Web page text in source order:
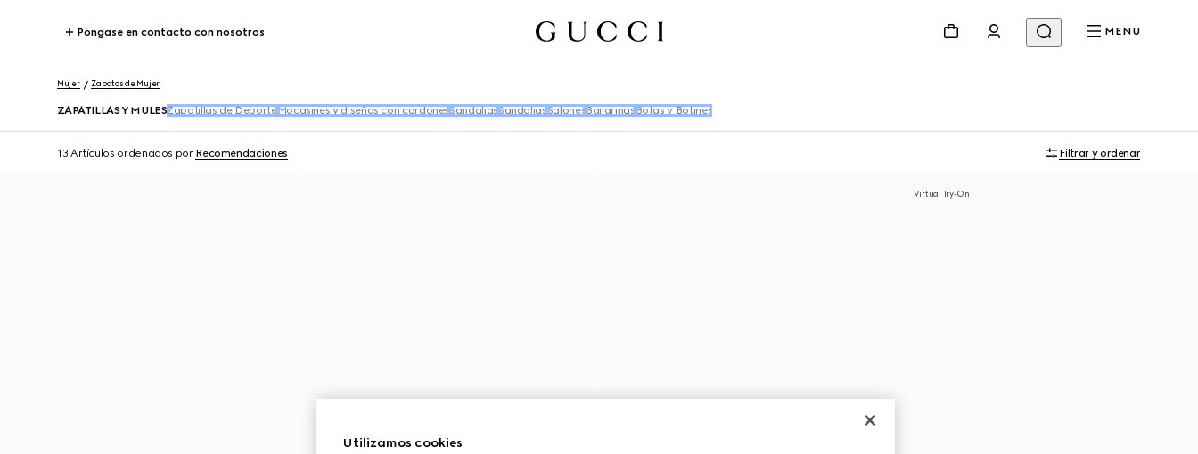
Póngase en contacto con nosotros MENU
Mujer Zapatos de Mujer
ZAPATILLAS Y MULES Zapatillas de Deporte Mocasines y diseños con cordones Sandalias Sandalias Salones Bailarinas Botas y Botines
13 Artículos ordenados por Recomendaciones Filtrar y ordenar
Virtual Try-On
Utilizamos cookies